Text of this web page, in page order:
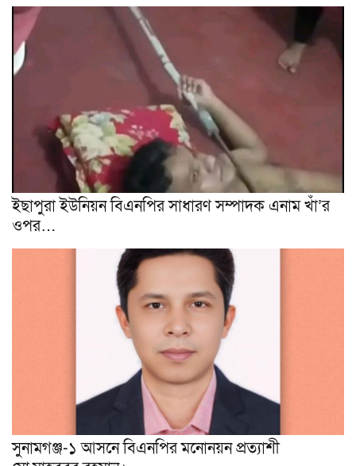
ইছাপুরা ইউনিয়ন বিএনপির সাধারণ সম্পাদক এনাম খাঁ’র
ওপর…
সুনামগঞ্জ-১ আসনে বিএনপির মনোনয়ন প্রত্যাশী